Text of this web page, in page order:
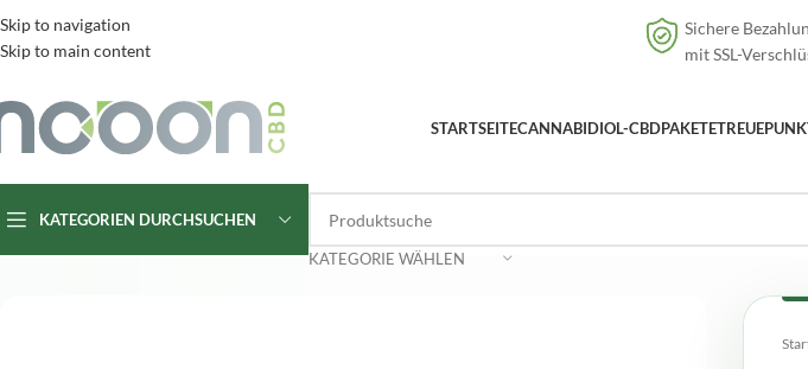
Skip to navigation
Skip to main content
nach
Sichere
mit SSL-
STARTSEITECANNABIDIOL-CBDPAKETE
KATEGORIEN DURCHSUCHEN
KATEGORIE WÄHLEN